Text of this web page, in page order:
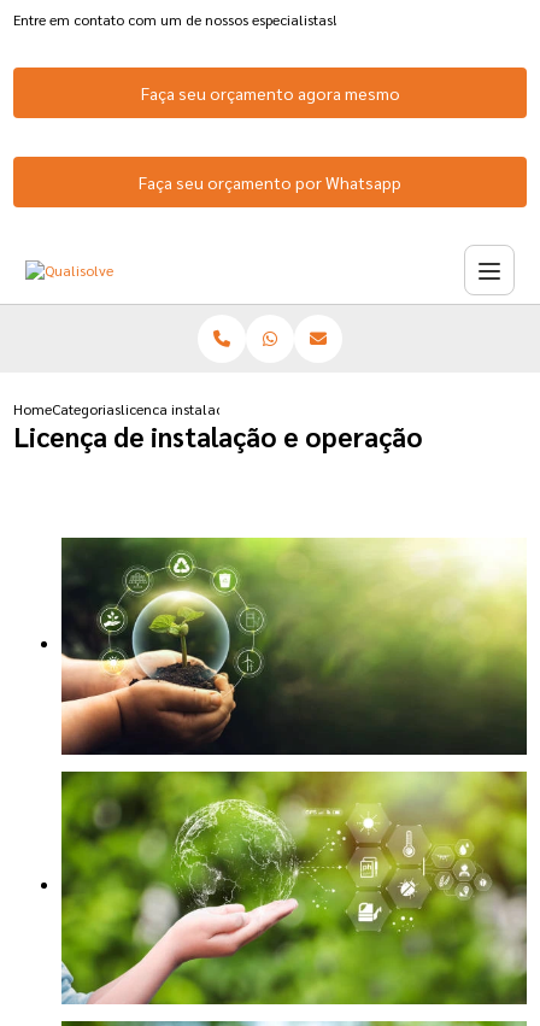
Entre em contato com um de nossos especialistas!
Faça seu orçamento agora mesmo
Faça seu orçamento por Whatsapp
HomeCategoriaslicenca instalacao operacao
Licença de instalação e operação